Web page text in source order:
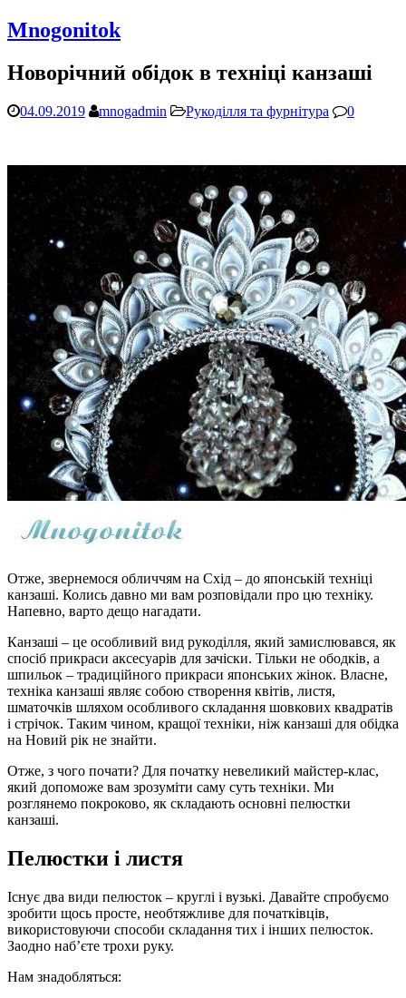
Mnogonitok
Новорічний обідок в техніці канзаші
04.09.2019 mnogadmin Рукоділля та фурнітура 0
Отже, звернемося обличчям на Схід – до японській техніці
канзаші. Колись давно ми вам розповідали про цю техніку.
Напевно, варто дещо нагадати.
Канзаші – це особливий вид рукоділля, який замислювався, як
спосіб прикраси аксесуарів для зачіски. Тільки не ободків, а
шпильок – традиційного прикраси японських жінок. Власне,
техніка канзаші являє собою створення квітів, листя,
шматочків шляхом особливого складання шовкових квадратів
і стрічок. Таким чином, кращої техніки, ніж канзаші для обідка
на Новий рік не знайти.
Отже, з чого почати? Для початку невеликий майстер-клас,
який допоможе вам зрозуміти саму суть техніки. Ми
розглянемо покроково, як складають основні пелюстки
канзаші.
Пелюстки і листя
Існує два види пелюсток – круглі і вузькі. Давайте спробуємо
зробити щось просте, необтяжливе для початківців,
використовуючи способи складання тих і інших пелюсток.
Заодно наб’єте трохи руку.
Нам знадобляться: